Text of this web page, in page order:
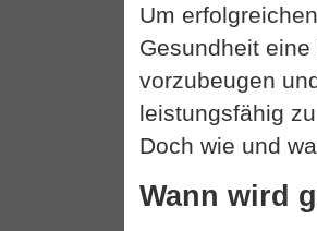
Um
Gesundheit
vorzubeugen
leistungsfähig
Doch wie und
Wann wird